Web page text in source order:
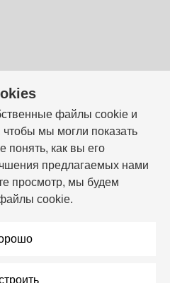
файлы cookie и
мы могли показать
понять, как вы его
предлагаемых нами
просмотр, мы будем
cookie.
Пн–Пт: 10:00 – 19:00